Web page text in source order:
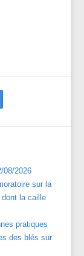
08/2026
sur la
la caille
pratiques
des blés sur